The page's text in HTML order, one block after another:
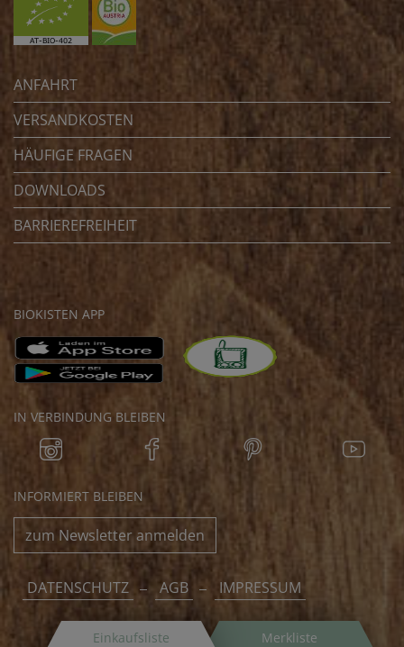
Einkaufsliste Merkliste
ANFAHRT
VERSANDKOSTEN
HÄUFIGE FRAGEN
DOWNLOADS
BARRIEREFREIHEIT
BIOKISTEN APP
IN VERBINDUNG BLEIBEN
INFORMIERT BLEIBEN
zum Newsletter anmelden
DATENSCHUTZ AGB IMPRESSUM